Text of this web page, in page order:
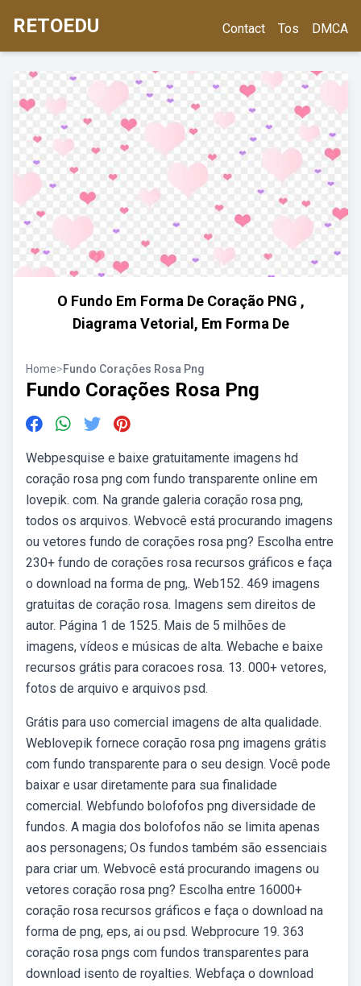
RETOEDU Contact Tos DMCA
O Fundo Em Forma De Coração PNG ,
Diagrama Vetorial, Em Forma De
Home>Fundo Corações Rosa Png
Fundo Corações Rosa Png
Webpesquise e baixe gratuitamente imagens hd
coração rosa png com fundo transparente online em
lovepik. com. Na grande galeria coração rosa png,
todos os arquivos. Webvocê está procurando imagens
ou vetores fundo de corações rosa png? Escolha entre
230+ fundo de corações rosa recursos gráficos e faça
o download na forma de png,. Web152. 469 imagens
gratuitas de coração rosa. Imagens sem direitos de
autor. Página 1 de 1525. Mais de 5 milhões de
imagens, vídeos e músicas de alta. Webache e baixe
recursos grátis para coracoes rosa. 13. 000+ vetores,
fotos de arquivo e arquivos psd.
Grátis para uso comercial imagens de alta qualidade.
Weblovepik fornece coração rosa png imagens grátis
com fundo transparente para o seu design. Você pode
baixar e usar diretamente para sua finalidade
comercial. Webfundo bolofofos png diversidade de
fundos. A magia dos bolofofos não se limita apenas
aos personagens; Os fundos também são essenciais
para criar um. Webvocê está procurando imagens ou
vetores coração rosa png? Escolha entre 16000+
coração rosa recursos gráficos e faça o download na
forma de png, eps, ai ou psd. Webprocure 19. 363
coração rosa pngs com fundos transparentes para
download isento de royalties. Webfaça o download